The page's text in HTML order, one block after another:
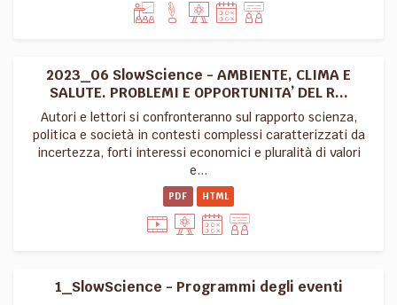
2023_06 SlowScience - AMBIENTE, CLIMA E
SALUTE. PROBLEMI E OPPORTUNITA’ DEL R...
Autori e lettori si confronteranno sul rapporto scienza,
politica e società in contesti complessi caratterizzati da
incertezza, forti interessi economici e pluralità di valori
e...
PDF HTML
1_SlowScience - Programmi degli eventi